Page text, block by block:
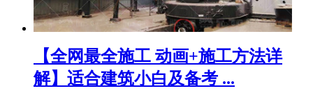
【全网最全施工 动画+施工方法详
解】适合建筑小白及备考 ...